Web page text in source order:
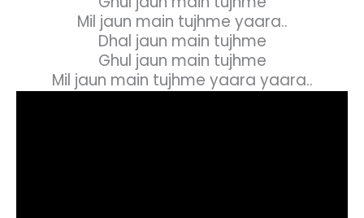
Mil jaun main tujhme yaara..
Dhal jaun main tujhme
Ghul jaun main tujhme
Mil jaun main tujhme yaara yaara..